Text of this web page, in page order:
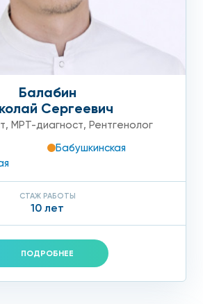
Балабин
Сергеевич
, МРТ-диагност, Рентгенолог
Бабушкинская
СТАЖ РАБОТЫ
10 лет
ПОДРОБНЕЕ